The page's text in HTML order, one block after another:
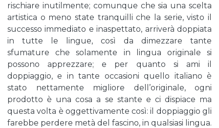
rischiare inutilmente; comunque che sia una scelta
artistica o meno state tranquilli che la serie, visto il
successo immediato e inaspettato, arriverà doppiata
in tutte le lingue, così da dimezzare tante
sfumature che solamente in lingua originale si
possono apprezzare; e per quanto si ami il
doppiaggio, e in tante occasioni quello italiano è
stato nettamente migliore dell’originale, ogni
prodotto è una cosa a se stante e ci dispiace ma
questa volta è oggettivamente così: il doppiaggio gli
farebbe perdere metà del fascino, in qualsiasi lingua.